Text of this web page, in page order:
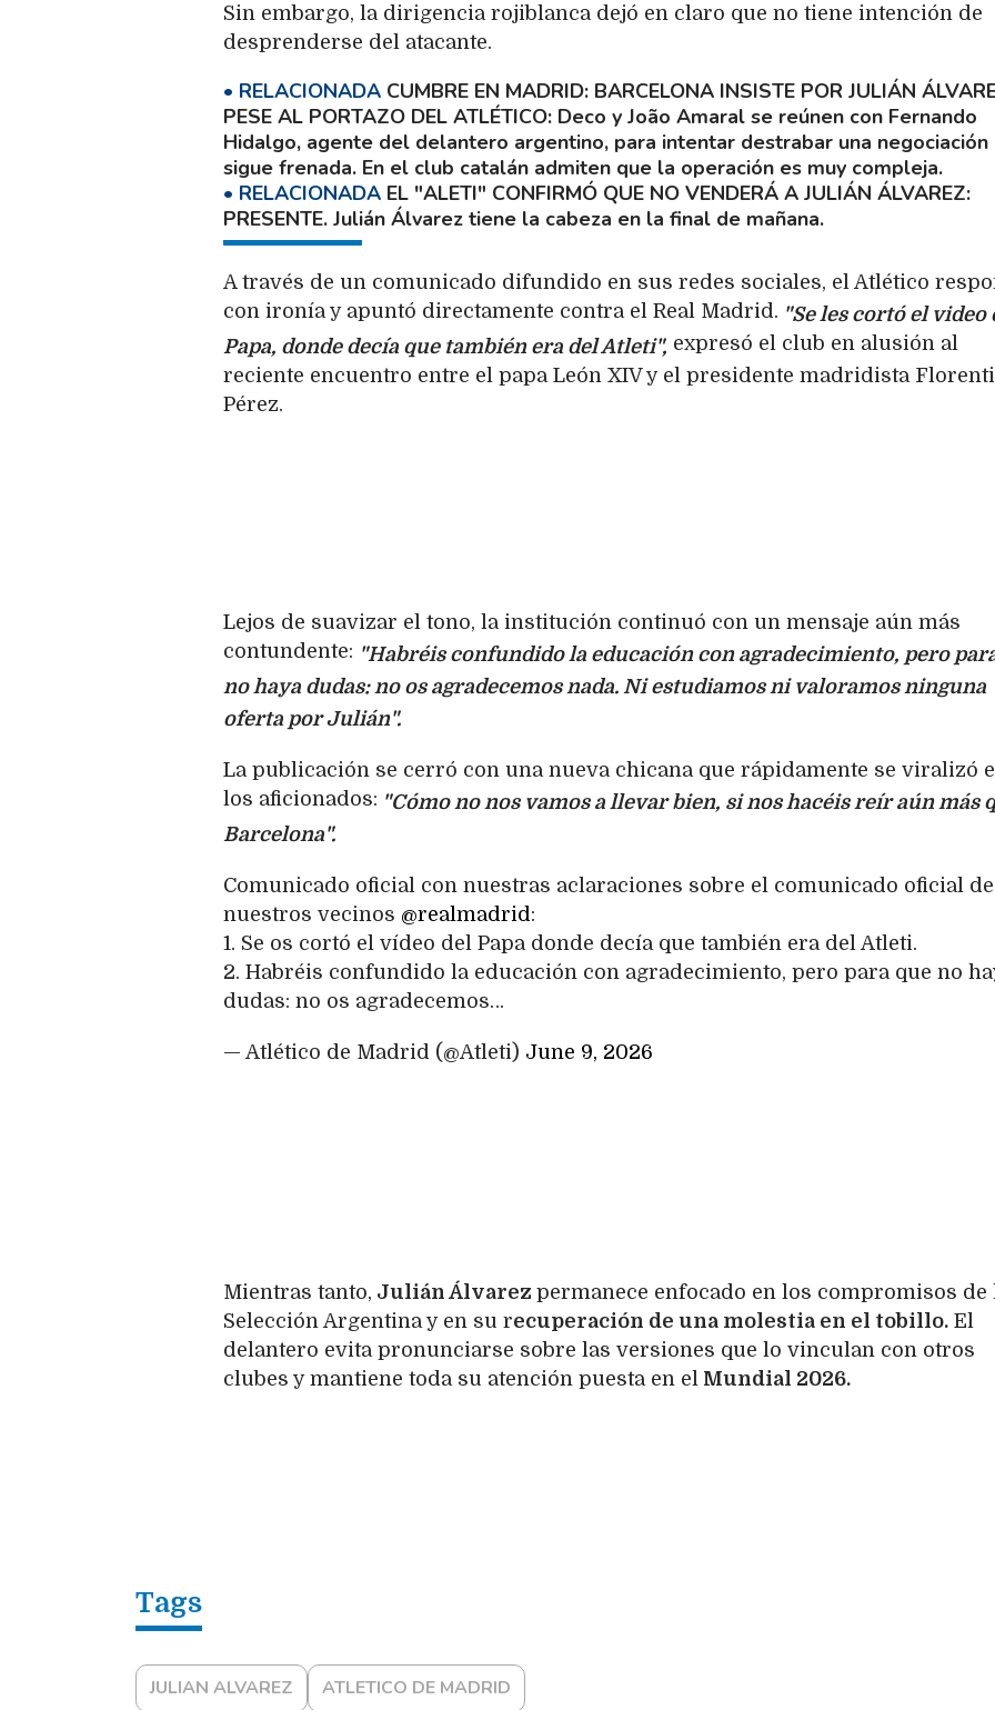
Sin embargo, la dirigencia rojiblanca dejó en claro que no tiene intención de
desprenderse del atacante.
CUMBRE EN MADRID: BARCELONA INSISTE POR JULIÁN
PESE AL PORTAZO DEL ATLÉTICO Deco y João Amaral se reúnen con Fernando
Hidalgo, agente del delantero argentino, para intentar destrabar una negociación
sigue frenada. En el club catalán admiten que la operación es muy compleja.
EL "ALETI" CONFIRMÓ QUE NO VENDERÁ A JULIÁN ÁLVAREZ
PRESENTE. Julián Álvarez tiene la cabeza en la final de mañana.
A través de un comunicado difundido en sus redes sociales, el Atlético
con ironía y apuntó directamente contra el Real Madrid. "Se les cortó el video
Papa, donde decía que también era del Atleti", expresó el club en alusión al
reciente encuentro entre el papa León XIV y el presidente madridista
Pérez.
Lejos de suavizar el tono, la institución continuó con un mensaje aún más
contundente: "Habréis confundido la educación con agradecimiento, pero
no haya dudas: no os agradecemos nada. Ni estudiamos ni valoramos ninguna
oferta por Julián".
La publicación se cerró con una nueva chicana que rápidamente se viralizó
los aficionados: "Cómo no nos vamos a llevar bien, si nos hacéis reír aún más
Barcelona".
Comunicado oficial con nuestras aclaraciones sobre el comunicado oficial de
nuestros vecinos @realmadrid:
1. Se os cortó el vídeo del Papa donde decía que también era del Atleti.
2. Habréis confundido la educación con agradecimiento, pero para que no
dudas: no os agradecemos…
— Atlético de Madrid (@Atleti) June 9, 2026
Mientras tanto, Julián Álvarez permanece enfocado en los compromisos de
Selección Argentina y en su recuperación de una molestia en el tobillo. El
delantero evita pronunciarse sobre las versiones que lo vinculan con otros
clubes y mantiene toda su atención puesta en el Mundial 2026.
JULIAN ALVAREZ ATLETICO DE MADRID